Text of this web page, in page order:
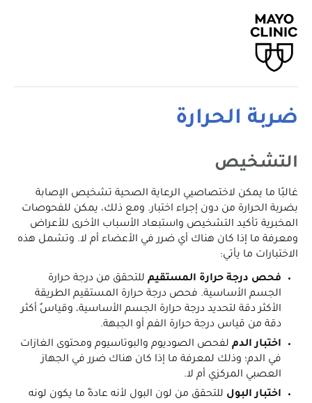
ضربة الحرارة
التشخيص
غالبًا ما يمكن لاختصاصيي الرعاية الصحية تشخيص الإصابة
بضربة الحرارة من دون إجراء اختبار. ومع ذلك، يمكن للفحوصات
المخبرية تأكيد التشخيص واستبعاد الأسباب الأخرى للأعراض
ومعرفة ما إذا كان هناك أي ضرر في الأعضاء أم لا. وتشمل هذه
الاختبارات ما يأتي:
فحص درجة حرارة المستقيم للتحقق من درجة حرارة
الجسم الأساسية. فحص درجة حرارة المستقيم الطريقة
الأكثر دقة لتحديد درجة حرارة الجسم الأساسية، وقياسٌ أكثر
دقة من قياس درجة حرارة الفم أو الجبهة.
اختبار الدم لفحص الصوديوم والبوتاسيوم ومحتوى الغازات
في الدم؛ وذلك لمعرفة ما إذا كان هناك ضرر في الجهاز
العصبي المركزي أم لا.
اختبار البول للتحقق من لون البول لأنه عادةً ما يكون لونه